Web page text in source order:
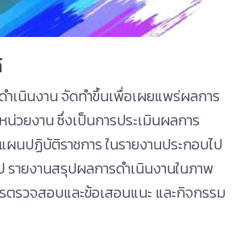
ำเนินงาน จัดทำขึ้นเพื่อเผยแพร่ผลการ
น่วยงาน ซึ่งเป็นการประเมินผลการ
ผนปฏิบัติราชการ ในรายงานประกอบไป
รายงานสรุปผลการดำเนินงานในภาพ
รวจสอบและข้อเสอนแนะ และกิจกรรม